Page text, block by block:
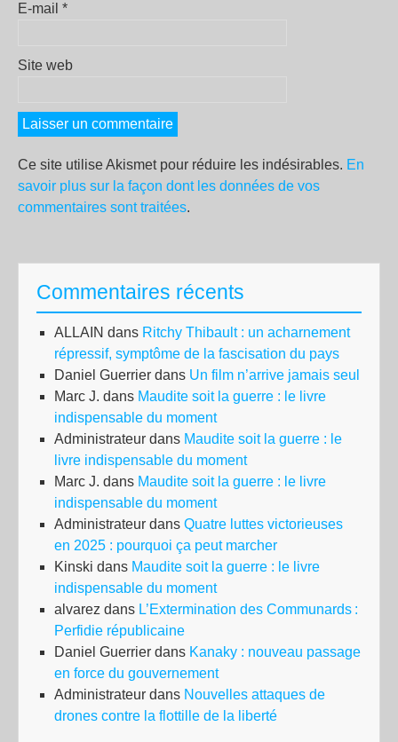
E-mail *
Site web
Ce site utilise Akismet pour réduire les indésirables. En
savoir plus sur la façon dont les données de vos
commentaires sont traitées.
Commentaires récents
ALLAIN dans Ritchy Thibault : un acharnement
répressif, symptôme de la fascisation du pays
Daniel Guerrier dans Un film n’arrive jamais seul
Marc J. dans Maudite soit la guerre : le livre
indispensable du moment
Administrateur dans Maudite soit la guerre : le
livre indispensable du moment
Marc J. dans Maudite soit la guerre : le livre
indispensable du moment
Administrateur dans Quatre luttes victorieuses
en 2025 : pourquoi ça peut marcher
Kinski dans Maudite soit la guerre : le livre
indispensable du moment
alvarez dans L’Extermination des Communards :
Perfidie républicaine
Daniel Guerrier dans Kanaky : nouveau passage
en force du gouvernement
Administrateur dans Nouvelles attaques de
drones contre la flottille de la liberté